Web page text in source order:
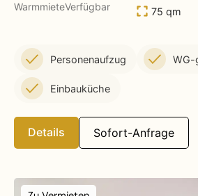
WarmmieteVerfügbar
75 qm
Personenaufzug WG-
Einbauküche
Details Sofort-Anfrage